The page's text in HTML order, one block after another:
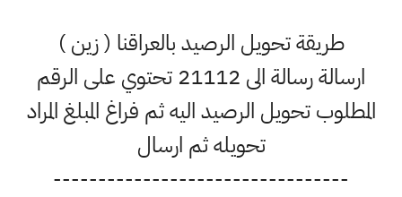
طريقة تحويل الرصيد بالعراقنا ( زين )
ارسالة رسالة الى 21112 تحتوي على الرقم
المطلوب تحويل الرصيد اليه ثم فراغ المبلغ المراد
تحويله ثم ارسال
---------------------------------